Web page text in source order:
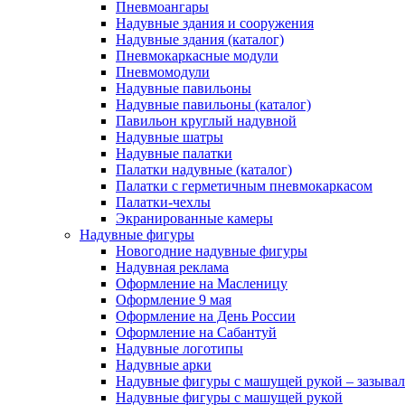
Пневмоангары
Надувные здания и сооружения
Надувные здания (каталог)
Пневмокаркасные модули
Пневмомодули
Надувные павильоны
Надувные павильоны (каталог)
Павильон круглый надувной
Надувные шатры
Надувные палатки
Палатки надувные (каталог)
Палатки с герметичным пневмокаркасом
Палатки-чехлы
Экранированные камеры
Надувные фигуры
Новогодние надувные фигуры
Надувная реклама
Оформление на Масленицу
Оформление 9 мая
Оформление на День России
Оформление на Сабантуй
Надувные логотипы
Надувные арки
Надувные фигуры с машущей рукой –
Надувные фигуры с машущей рукой